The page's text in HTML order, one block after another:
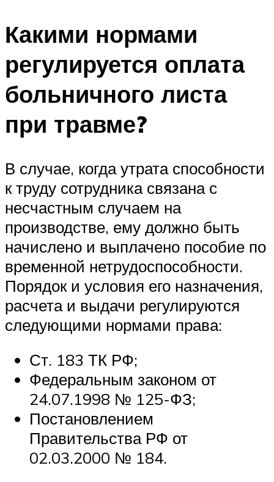
Какими нормами
регулируется оплата
больничного листа
при травме?
В случае, когда утрата способности
к труду сотрудника связана с
несчастным случаем на
производстве, ему должно быть
начислено и выплачено пособие по
временной нетрудоспособности.
Порядок и условия его назначения,
расчета и выдачи регулируются
следующими нормами права:
Ст. 183 ТК РФ;
Федеральным законом от
24.07.1998 № 125-ФЗ;
Постановлением
Правительства РФ от
02.03.2000 № 184.